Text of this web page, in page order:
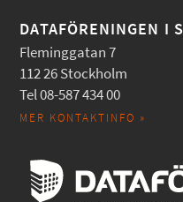
DATAFÖRENINGEN I
Fleminggatan 7
112 26 Stockholm
Tel 08-587 434 00
MER KONTAKTINFO »